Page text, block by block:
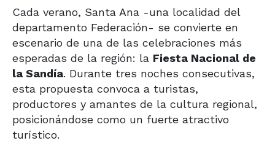
Cada verano, Santa Ana -una localidad del
departamento Federación- se convierte en
escenario de una de las celebraciones más
esperadas de la región: la Fiesta Nacional de
la Sandía. Durante tres noches consecutivas,
esta propuesta convoca a turistas,
productores y amantes de la cultura regional,
posicionándose como un fuerte atractivo
turístico.